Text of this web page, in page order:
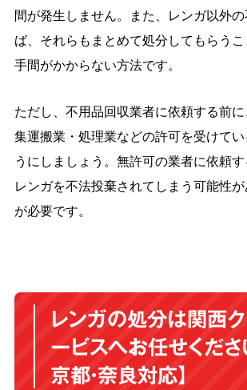
間が発生しません。また、レンガ以外
ば、それらもまとめて処分してもらう
手間がかからない方法です。
ただし、不用品回収業者に依頼する前
集運搬業・処理業などの許可を受けて
うにしましょう。無許可の業者に依頼
レンガを不法投棄されてしまう可能性
が必要です。
レンガの処分は関西
ービスへお任せくださ
京都・奈良対応】